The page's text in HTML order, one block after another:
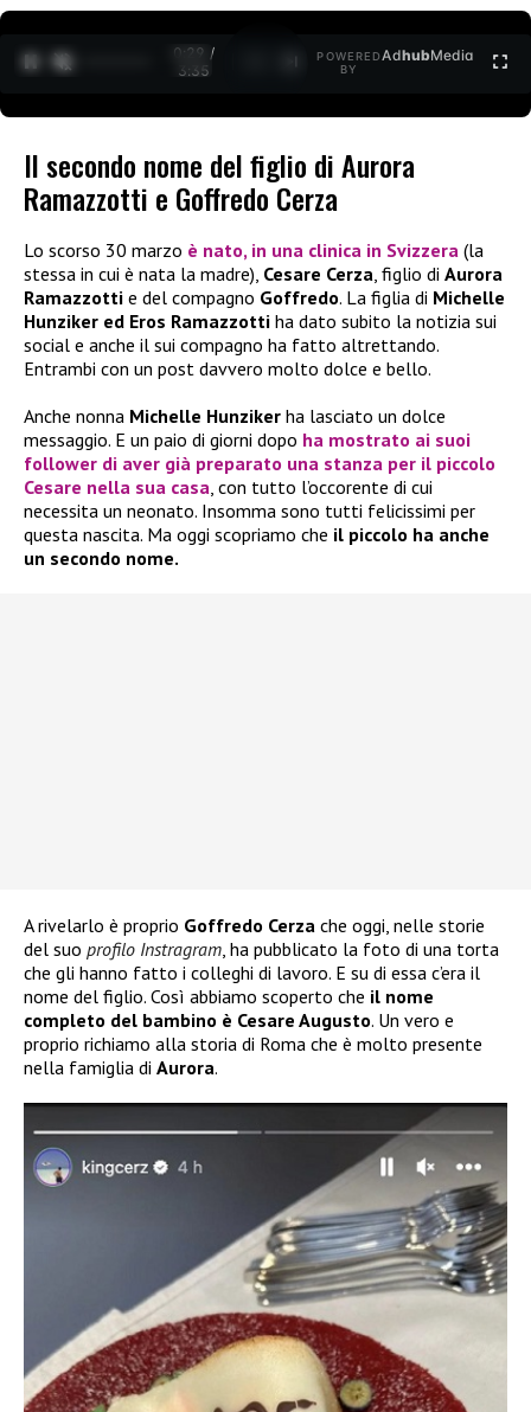
0:30 /
3:35
POWERED
BY
AdhubMedia
Il secondo nome del figlio di Aurora
Ramazzotti e Goffredo Cerza
Lo scorso 30 marzo è nato, in una clinica in Svizzera (la
stessa in cui è nata la madre), Cesare Cerza, figlio di Aurora
Ramazzotti e del compagno Goffredo. La figlia di Michelle
Hunziker ed Eros Ramazzotti ha dato subito la notizia sui
social e anche il sui compagno ha fatto altrettando.
Entrambi con un post davvero molto dolce e bello.
Anche nonna Michelle Hunziker ha lasciato un dolce
messaggio. E un paio di giorni dopo ha mostrato ai suoi
follower di aver già preparato una stanza per il piccolo
Cesare nella sua casa, con tutto l’occorente di cui
necessita un neonato. Insomma sono tutti felicissimi per
questa nascita. Ma oggi scopriamo che il piccolo ha anche
un secondo nome.
A rivelarlo è proprio Goffredo Cerza che oggi, nelle storie
del suo profilo Instragram, ha pubblicato la foto di una torta
che gli hanno fatto i colleghi di lavoro. E su di essa c’era il
nome del figlio. Così abbiamo scoperto che il nome
completo del bambino è Cesare Augusto. Un vero e
proprio richiamo alla storia di Roma che è molto presente
nella famiglia di Aurora.